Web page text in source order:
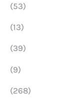
(53)
(13)
(39)
(9)
(268)